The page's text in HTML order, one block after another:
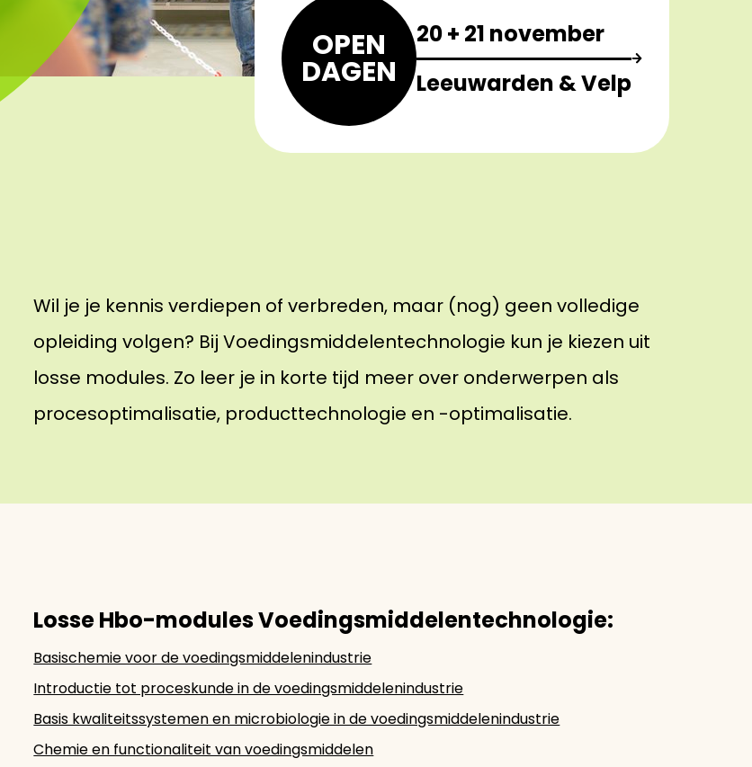
OPEN
DAGEN
20 + 21 november
Leeuwarden & Velp
Wil je je kennis verdiepen of verbreden, maar (nog) geen volledige
opleiding volgen? Bij Voedingsmiddelentechnologie kun je kiezen uit
losse modules. Zo leer je in korte tijd meer over onderwerpen als
procesoptimalisatie, producttechnologie en -optimalisatie.
Losse Hbo-modules Voedingsmiddelentechnologie:
Basischemie voor de voedingsmiddelenindustrie
Introductie tot proceskunde in de voedingsmiddelenindustrie
Basis kwaliteitssystemen en microbiologie in de voedingsmiddelenindustrie
Chemie en functionaliteit van voedingsmiddelen